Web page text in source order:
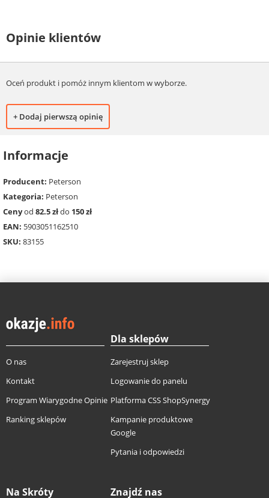
Opinie klientów
Oceń produkt i pomóż innym klientom w wyborze.
+ Dodaj pierwszą opinię
Informacje
Producent: Peterson
Kategoria: Peterson
Cenyod 82.5 złdo 150 zł
EAN: 5903051162510
SKU: 83155
O nas
Kontakt
Program Wiarygodne Opinie
Ranking sklepów
Dla sklepów
Zarejestruj sklep
Logowanie do panelu
Platforma CSS ShopSynergy
Kampanie produktowe
Google
Pytania i odpowiedzi
Na Skróty Znajdź nas